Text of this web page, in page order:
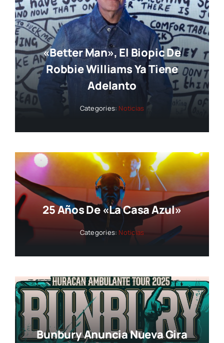
«Better Man», El Biopic De
Robbie Williams Ya Tiene
Adelanto
Categories: Noticias
25 Años De «La Casa Azul»
Categories: Noticias
Bunbury Anuncia Nueva Gira